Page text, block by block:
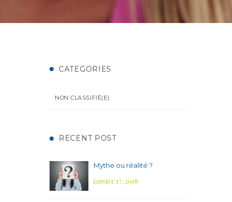
CATEGORIES
NON CLASSIFIÉ(E)
RECENT POST
Mythe ou réalité ?
janvier 17, 2018